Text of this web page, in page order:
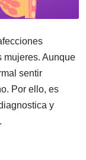
mujeres. Aunque
sentir
Por ello, es
y